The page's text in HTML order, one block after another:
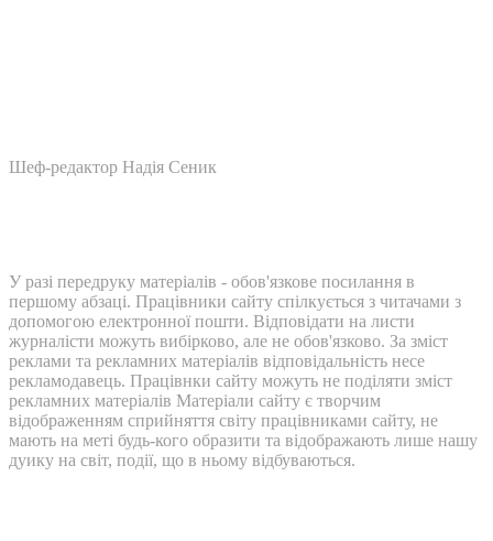
Шеф-редактор Надія Сеник
У разі передруку матеріалів - обов'язкове посилання в
першому абзаці. Працівники сайту спілкується з читачами з
допомогою електронної пошти. Відповідати на листи
журналісти можуть вибірково, але не обов'язково. За зміст
реклами та рекламних матеріалів відповідальність несе
рекламодавець. Працівнки сайту можуть не поділяти зміст
рекламних матеріалів Матеріали сайту є творчим
відображенням сприйняття світу працівниками сайту, не
мають на меті будь-кого образити та відображають лише нашу
дуику на світ, події, що в ньому відбуваються.